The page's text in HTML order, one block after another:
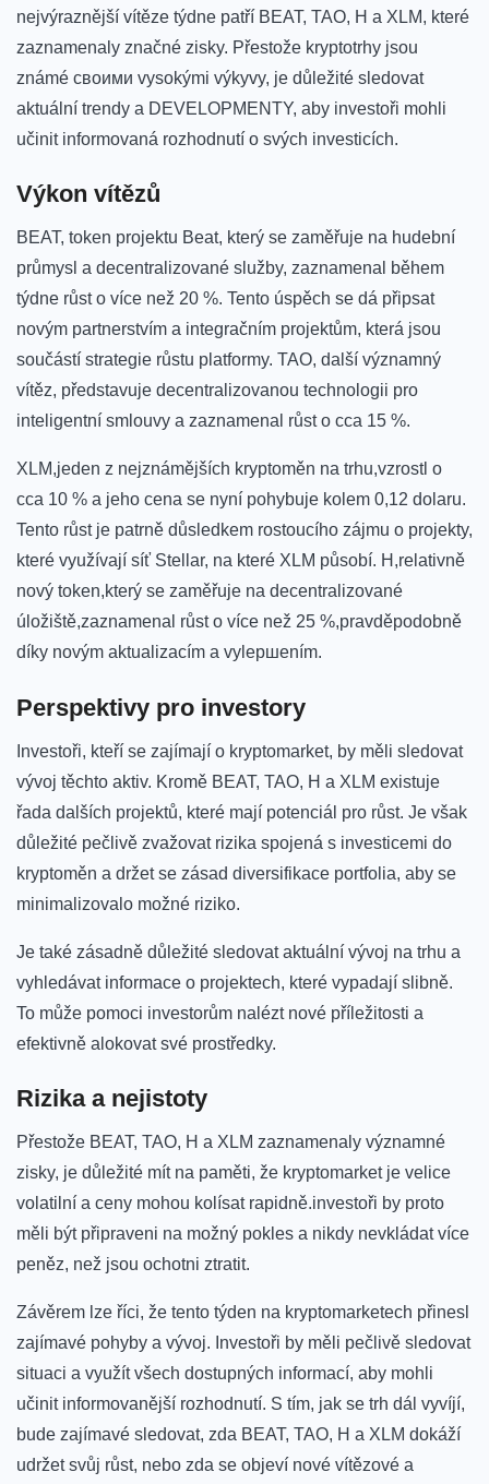
nejvýraznější vítěze ⁢týdne patří BEAT, TAO, H a XLM, které
zaznamenaly‌ značné zisky. Přestože kryptotrhy jsou
známé своими ‌vysokými ‍výkyvy, je důležité sledovat
aktuální trendy a DEVELOPMENTY, aby investoři mohli
učinit informovaná rozhodnutí​ o svých⁤ investicích.
Výkon vítězů
BEAT, token projektu Beat, který se zaměřuje na hudební
průmysl a decentralizované služby, zaznamenal během
týdne růst o více ⁤než 20 %. Tento úspěch se ⁤dá ⁣připsat
novým partnerstvím a integračním projektům, která ‌jsou
součástí strategie růstu platformy. TAO, další významný
vítěz, představuje decentralizovanou‌ technologii pro
inteligentní smlouvy a zaznamenal růst o cca 15 %.
XLM,jeden z nejznámějších kryptoměn na trhu,vzrostl o
cca 10 % a jeho cena se nyní‍ pohybuje ⁣kolem 0,12 dolaru.
⁣Tento růst je⁢ patrně důsledkem rostoucího zájmu o projekty,
⁢které využívají síť Stellar, ⁣na které XLM působí. H,relativně
nový token,který se zaměřuje ‌na decentralizované
úložiště,zaznamenal růst o více ‍než 25 %,pravděpodobně
díky novým aktualizacím‌ a ⁣vylepшením.
Perspektivy pro investory
Investoři, kteří se zajímají o kryptomarket, ⁢by měli sledovat
vývoj těchto aktiv.‌ Kromě BEAT, TAO, H a ‍XLM existuje‌
řada dalších⁣ projektů, ⁣které mají potenciál pro růst. Je však
důležité pečlivě zvažovat rizika spojená s‍ investicemi‌ do
kryptoměn a držet se zásad diversifikace ⁢portfolia, aby se
minimalizovalo možné riziko.
Je také zásadně důležité sledovat‌ aktuální vývoj na trhu a
vyhledávat informace ⁤o projektech, které vypadají slibně.
To může pomoci investorům nalézt⁣ nové příležitosti a
efektivně alokovat ⁣své prostředky.
Rizika a nejistoty
Přestože BEAT, TAO, ​H a XLM zaznamenaly významné
zisky, je důležité mít na paměti, ⁤že kryptomarket je velice
volatilní a​ ceny mohou kolísat rapidně.investoři by proto
měli být připraveni na ‌možný pokles a nikdy nevkládat více
peněz, než jsou ochotni ztratit.
Závěrem lze říci, že ⁤tento‍ týden na kryptomarketech přinesl
zajímavé pohyby a vývoj. Investoři by měli pečlivě sledovat
situaci a využít všech dostupných informací, aby mohli
učinit informovanější rozhodnutí. S tím, jak se trh dál​ vyvíjí,
bude⁤ zajímavé sledovat, zda BEAT, TAO, H a‌ XLM⁢ dokáží
udržet svůj růst, ‌nebo zda ⁣se objeví nové vítězové a